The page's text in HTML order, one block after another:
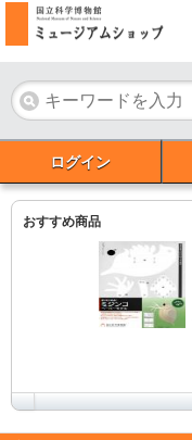
ログイン
おすすめ商品